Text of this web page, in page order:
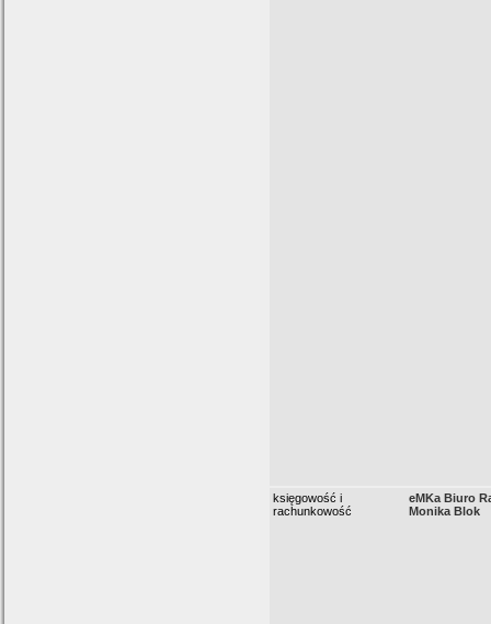
księgowość i
rachunkowość
eMKa Biuro
Monika Blok